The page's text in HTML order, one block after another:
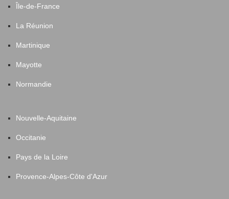
Île-de-France
La Réunion
Martinique
Mayotte
Normandie
Nouvelle-Aquitaine
Occitanie
Pays de la Loire
Provence-Alpes-Côte d'Azur